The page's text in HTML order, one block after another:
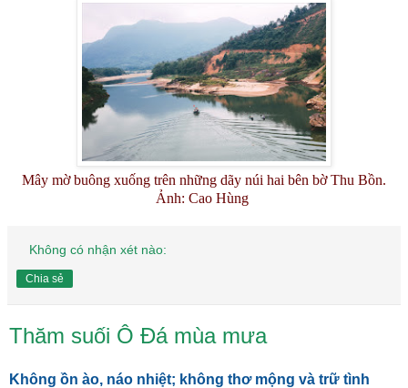
Mây mờ buông xuống trên những dãy núi hai bên bờ Thu Bồn.
Ảnh: Cao Hùng
Không có nhận xét nào:
Chia sẻ
Thăm suối Ô Đá mùa mưa
Không ồn ào, náo nhiệt; không thơ mộng và trữ tình